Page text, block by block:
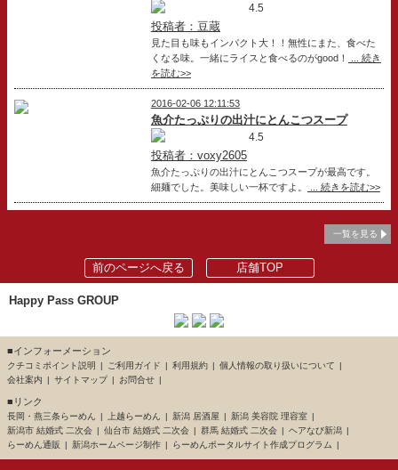
4.5
投稿者：豆蔵
見た目も味もインパクト大！！無性にまた、食べた
くなる味。一緒にライスと食べるのがgood！
... 続き
を読む>>
2016-02-06 12:11:53
魚介たっぷりの出汁にとんこつスープ
4.5
投稿者：voxy2605
魚介たっぷりの出汁にとんこつスープが最高です。
細麺でした。美味しい一杯ですよ。
... 続きを読む>>
一覧を見る
前のページへ戻る 店舗TOP
Happy Pass GROUP
■インフォーメーション
クチコミポイント説明 ご利用ガイド 利用規約
個人情報の取り扱いについて
会社案内
サイトマップ お問合せ
■リンク
長岡・燕三条らーめん 上越らーめん 新潟 居酒屋
新潟 美容院 理容室
新潟市 結婚式 二次会
仙台市 結婚式 二次会 群馬 結婚式 二次会
ヘアなび新潟
らーめん通販
新潟ホームページ制作 らーめんポータルサイト作成プログラム